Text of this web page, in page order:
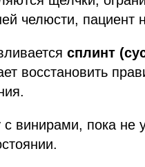
челюсти, пациент
сплинт
восстановить
винирами, пока не